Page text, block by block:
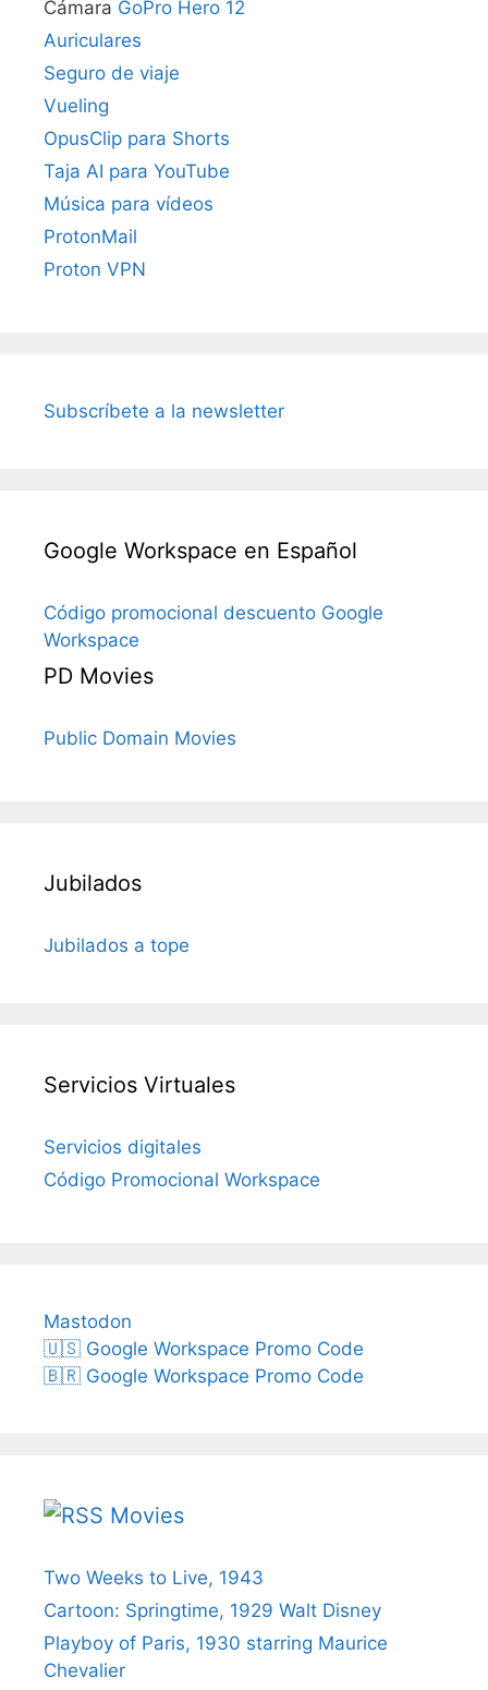
Cámara GoPro Hero 12
Auriculares
Seguro de viaje
Vueling
OpusClip para Shorts
Taja AI para YouTube
Música para vídeos
ProtonMail
Proton VPN
Subscríbete a la newsletter
Google Workspace en Español
Código promocional descuento Google
Workspace
PD Movies
Public Domain Movies
Jubilados
Jubilados a tope
Servicios Virtuales
Servicios digitales
Código Promocional Workspace
Mastodon
🇺🇸 Google Workspace Promo Code
🇧🇷 Google Workspace Promo Code
Movies
Two Weeks to Live, 1943
Cartoon: Springtime, 1929 Walt Disney
Playboy of Paris, 1930 starring Maurice
Chevalier